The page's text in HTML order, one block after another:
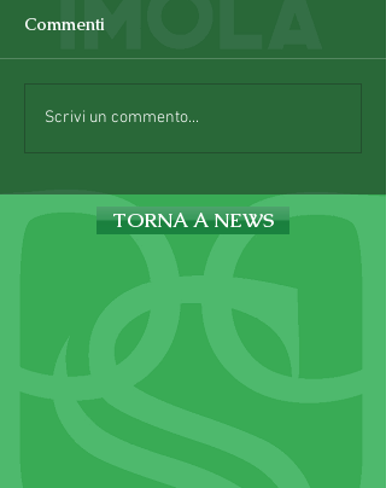
Commenti
Scrivi un commento...
TORNA A NEWS